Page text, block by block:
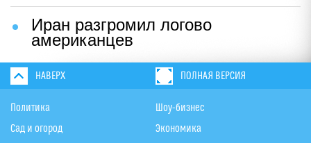
Иран разгромил логово
американцев
НАВЕРХ ПОЛНАЯ ВЕРСИЯ
Политика
Сад и огород
Шоу-бизнес
Экономика